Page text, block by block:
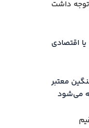
توجه داشت
اقتصادی
معتبر
می‌شود